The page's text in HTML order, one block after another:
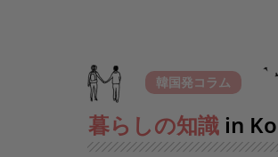
韓国発コラム
暮ら しの知識 in Ko